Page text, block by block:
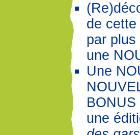
de
par
une
Une
une